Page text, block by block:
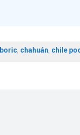
boric, chahuán, chile